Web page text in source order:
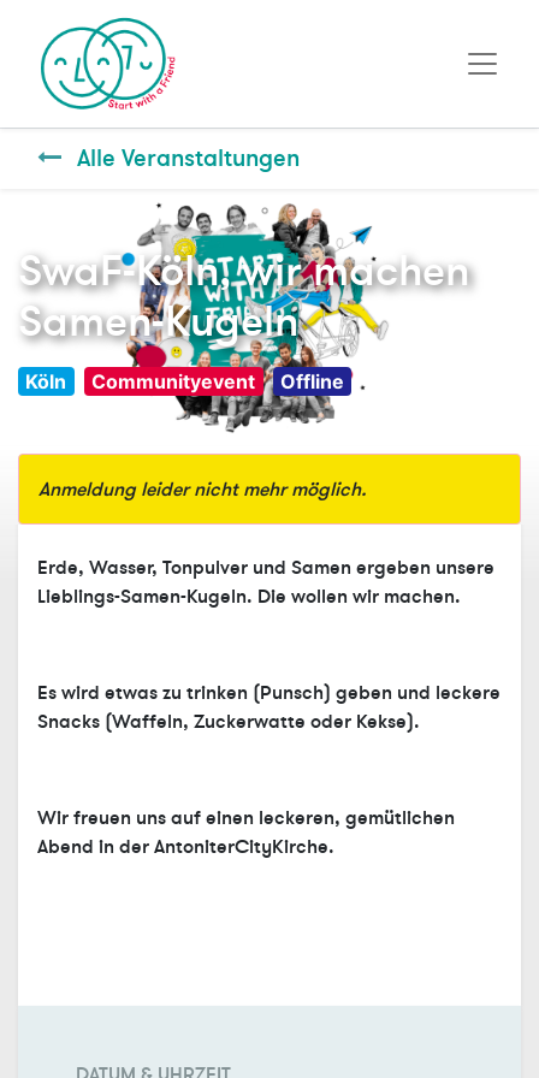
Alle Veranstaltungen
SwaF-Köln, wir machen
Samen-Kugeln
Köln Communityevent Offline
Anmeldung leider nicht mehr möglich.
Erde, Wasser, Tonpulver und Samen ergeben unsere
Lieblings-Samen-Kugeln. Die wollen wir machen.
Es wird etwas zu trinken (Punsch) geben und leckere
Snacks (Waffeln, Zuckerwatte oder Kekse).
Wir freuen uns auf einen leckeren, gemütlichen
Abend in der AntoniterCityKirche.